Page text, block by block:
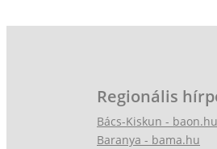
Regionális
Bács-Kiskun - baon.hu
Baranya - bama.hu